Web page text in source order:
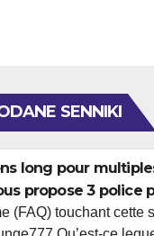
SENNIKI
long pour
propose 3 police
(FAQ) touchant cette